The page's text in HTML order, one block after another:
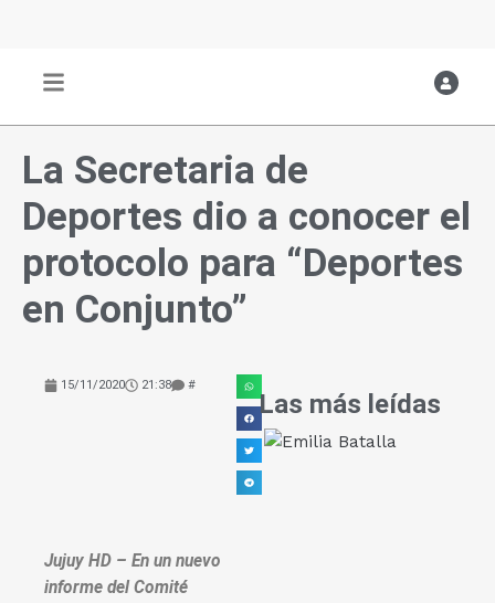
La Secretaria de
Deportes dio a conocer el
protocolo para “Deportes
en Conjunto”
15/11/2020 21:38 #
Jujuy HD – En un nuevo
informe del Comité
Las más leídas